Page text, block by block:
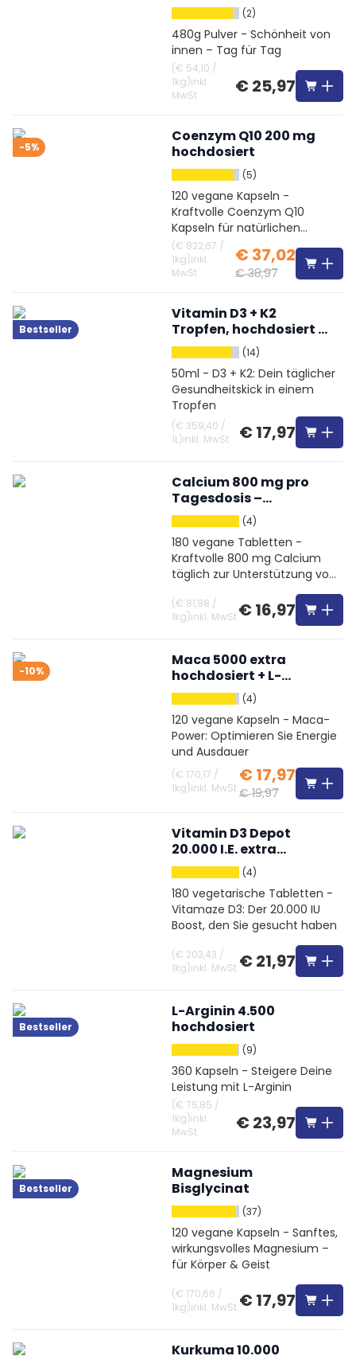
(2)
480g Pulver - Schönheit von
innen – Tag für Tag
(€ 54,10 /
1kg)inkl.
MwSt
€ 25,97
-5%
Coenzym Q10 200 mg
hochdosiert
(5)
120 vegane Kapseln -
Kraftvolle Coenzym Q10
Kapseln für natürlichen
Antioxidans-Schutz
(€ 822,67 /
1kg)inkl.
MwSt
€ 37,02
€ 38,97
Bestseller
Vitamin D3 + K2
Tropfen, hochdosiert &
vegetarisch
(14)
50ml - D3 + K2: Dein täglicher
Gesundheitskick in einem
Tropfen
(€ 359,40 /
1L)inkl. MwSt € 17,97
Calcium 800 mg pro
Tagesdosis –
hochdosiert
(4)
180 vegane Tabletten -
Kraftvolle 800 mg Calcium
täglich zur Unterstützung von
(€ 81,98 /
1kg)inkl. MwSt€ 16,97
-10%
Maca 5000 extra
hochdosiert + L-
Arginin + OPC +
Vitamine + Zink
(4)
120 vegane Kapseln - Maca-
Power: Optimieren Sie Energie
und Ausdauer
(€ 170,17 /
1kg)inkl. MwSt
€ 17,97
€ 19,97
Vitamin D3 Depot
20.000 I.E. extra
hochdosiert
(4)
180 vegetarische Tabletten -
Vitamaze D3: Der 20.000 IU
Boost, den Sie gesucht haben
(€ 203,43 /
1kg)inkl. MwSt € 21,97
Bestseller
L-Arginin 4.500
hochdosiert
(9)
360 Kapseln - Steigere Deine
Leistung mit L-Arginin
(€ 75,85 /
1kg)inkl.
MwSt
€ 23,97
Bestseller
Magnesium
Bisglycinat
(37)
120 vegane Kapseln - Sanftes,
wirkungsvolles Magnesium –
für Körper & Geist
(€ 170,66 /
1kg)inkl. MwSt € 17,97
Kurkuma 10.000